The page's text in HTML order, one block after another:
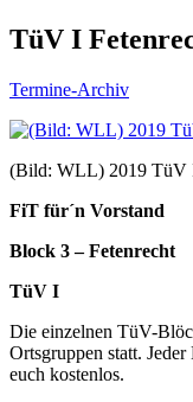
TüV I
Termine-Archiv
(Bild: WLL) 2019 TüV
FiT für´n Vorstand
Block 3 – Fetenrecht
TüV I
Die einzelnen TüV-
Ortsgruppen statt.
euch kostenlos.